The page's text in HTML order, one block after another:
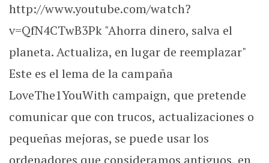
http://www.youtube.com/watch?
v=QfN4CTwB3Pk "Ahorra dinero, salva el
planeta. Actualiza, en lugar de reemplazar"
Este es el lema de la campaña
LoveThe1YouWith campaign, que pretende
comunicar que con trucos, actualizaciones o
pequeñas mejoras, se puede usar los
ordenadores que consideramos antiguos, en